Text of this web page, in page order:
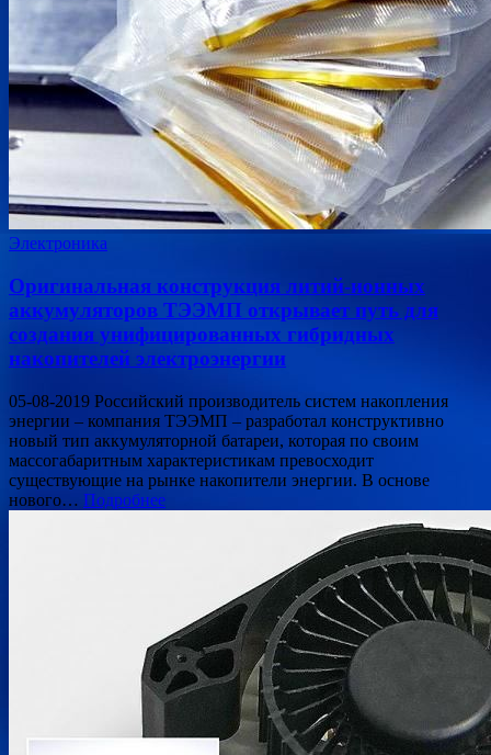
Электроника
Оригинальная конструкция литий-ионных
аккумуляторов ТЭЭМП открывает путь для
создания унифицированных гибридных
накопителей электроэнергии
05-08-2019 Российский производитель систем накопления
энергии – компания ТЭЭМП – разработал конструктивно
новый тип аккумуляторной батареи, которая по своим
массогабаритным характеристикам превосходит
существующие на рынке накопители энергии. В основе
нового… Подробнее